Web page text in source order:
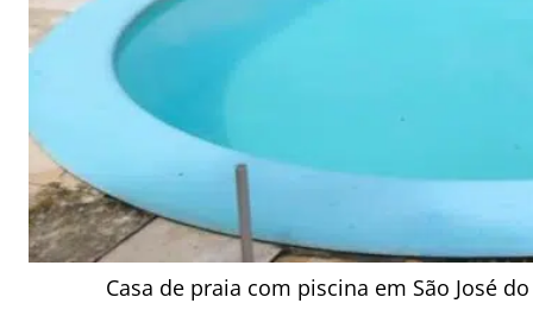
Casa de praia com piscina em São José